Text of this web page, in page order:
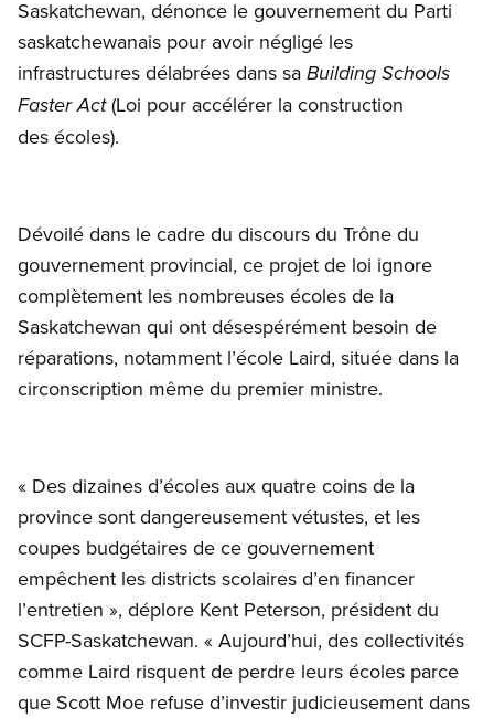
Saskatchewan, dénonce le gouvernement du Parti
saskatchewanais pour avoir négligé les
infrastructures délabrées dans sa Building Schools
Faster Act(Loi pour accélérer la construction
des écoles).
Dévoilé dans le cadre du discours du Trône du
gouvernement provincial, ce projet de loi ignore
complètement les nombreuses écoles de la
Saskatchewan qui ont désespérément besoin de
réparations, notamment l’école Laird, située dans la
circonscription même du premier ministre.
« Des dizaines d’écoles aux quatre coins de la
province sont dangereusement vétustes, et les
coupes budgétaires de ce gouvernement
empêchent les districts scolaires d’en financer
l’entretien », déplore Kent Peterson, président du
SCFP-Saskatchewan. « Aujourd’hui, des collectivités
comme Laird risquent de perdre leurs écoles parce
que Scott Moe refuse d’investir judicieusement dans